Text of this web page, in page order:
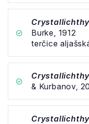
Burke, 1912
terčice
& Kurbanov,